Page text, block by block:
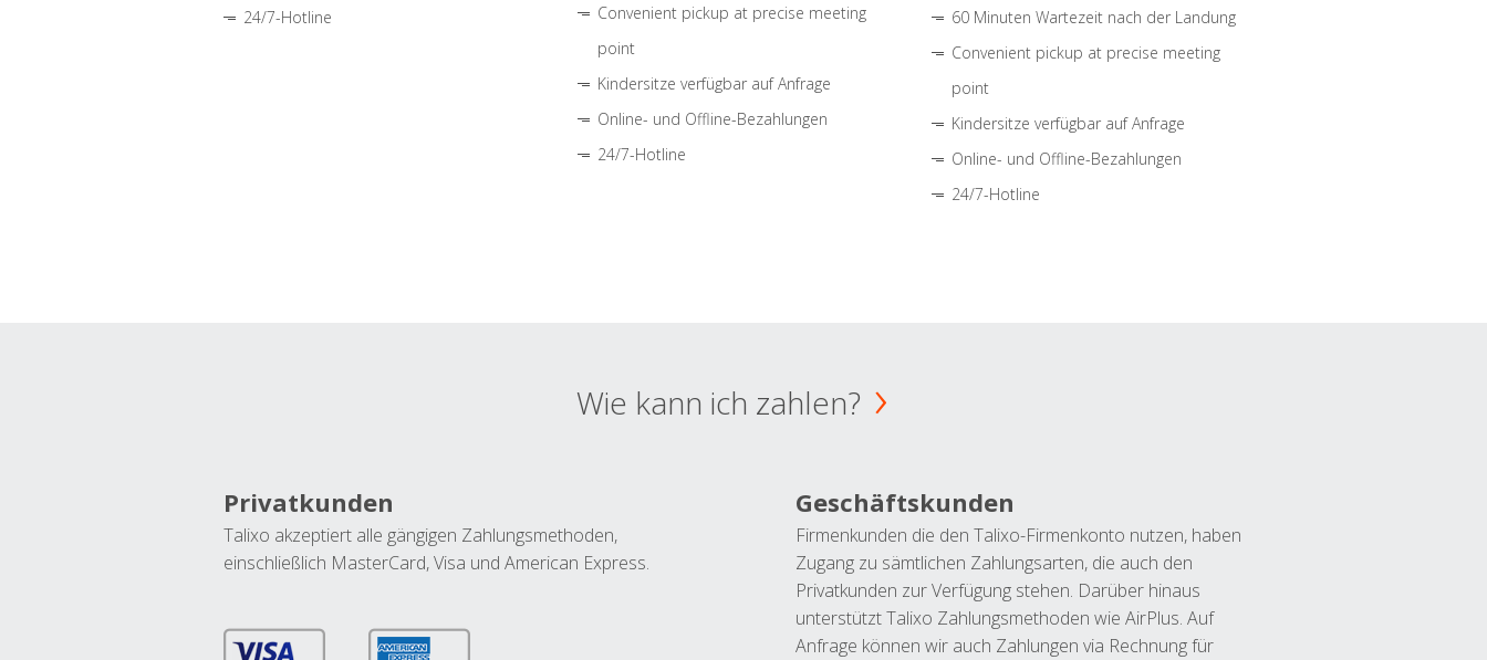
24/7-Hotline
Convenient pickup at precise meeting
point
Kindersitze verfügbar auf Anfrage
Online- und Offline-Bezahlungen
24/7-Hotline
60 Minuten Wartezeit nach der Landung
Convenient pickup at precise meeting
point
Kindersitze verfügbar auf Anfrage
Online- und Offline-Bezahlungen
24/7-Hotline
Wie kann ich zahlen?
Privatkunden
Talixo akzeptiert alle gängigen Zahlungsmethoden,
einschließlich MasterCard, Visa und American Express.
Geschäftskunden
Firmenkunden die den Talixo-Firmenkonto nutzen, haben
Zugang zu sämtlichen Zahlungsarten, die auch den
Privatkunden zur Verfügung stehen. Darüber hinaus
unterstützt Talixo Zahlungsmethoden wie AirPlus. Auf
Anfrage können wir auch Zahlungen via Rechnung für